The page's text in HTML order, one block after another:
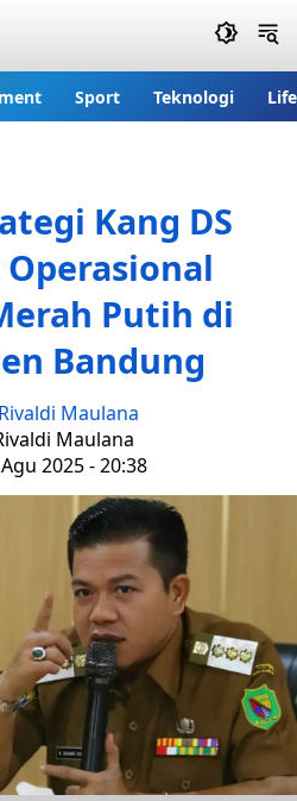
Sport Teknologi
Kang DS
Putih di
Bandung
Rivaldi Maulana
Maulana
2025 - 20:38